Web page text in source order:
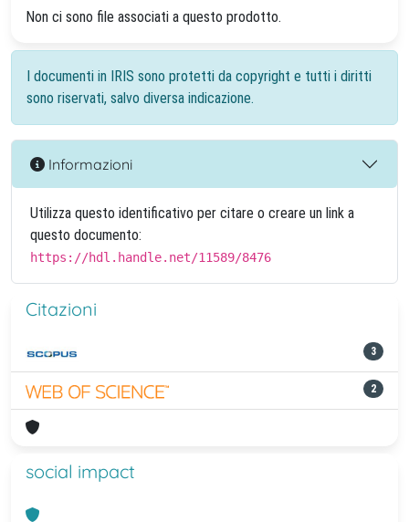
Non ci sono file associati a questo prodotto.
I documenti in IRIS sono protetti da copyright e tutti i diritti
sono riservati, salvo diversa indicazione.
Informazioni
Utilizza questo identificativo per citare o creare un link a
questo documento:
https://hdl.handle.net/11589/8476
Citazioni
3
2
social impact